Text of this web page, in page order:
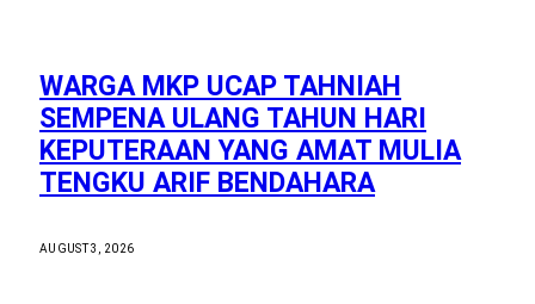
WARGA MKP UCAP TAHNIAH
SEMPENA ULANG TAHUN HARI
KEPUTERAAN YANG AMAT MULIA
TENGKU ARIF BENDAHARA
AUGUST 3, 2026